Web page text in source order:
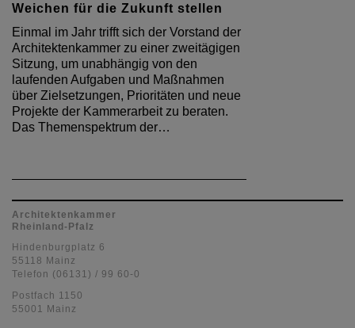
Weichen für die Zukunft stellen
Einmal im Jahr trifft sich der Vorstand der
Architektenkammer zu einer zweitägigen
Sitzung, um unabhängig von den
laufenden Aufgaben und Maßnahmen
über Zielsetzungen, Prioritäten und neue
Projekte der Kammerarbeit zu beraten.
Das Themenspektrum der…
Architektenkammer
Rheinland-Pfalz
Hindenburgplatz 6
55118 Mainz
Telefon (06131) / 99 60-0
Postfach 1150
55001 Mainz